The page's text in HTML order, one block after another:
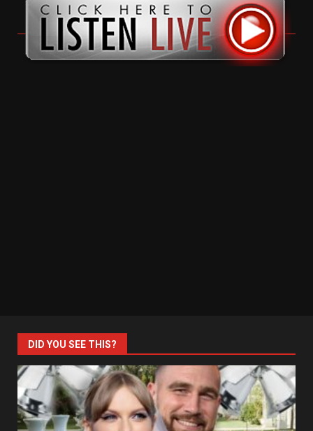
DID YOU SEE THIS?